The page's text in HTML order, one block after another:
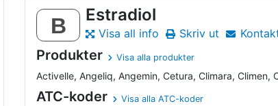
B Estradiol
Visa all info Skriv ut
Produkter Visa alla produkter
Activelle, Angeliq, Angemin, Cetura, Climara, Climen,
ATC-koder Visa alla ATC-koder